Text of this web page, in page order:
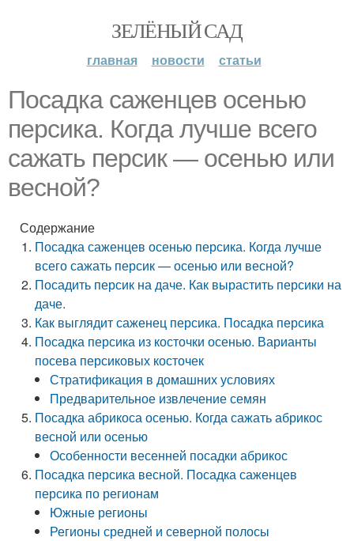
ЗЕЛЁНЫЙ САД
главная новости статьи
Посадка саженцев осенью
персика. Когда лучше всего
сажать персик — осенью или
весной?
Содержание
Посадка саженцев осенью персика. Когда лучше
всего сажать персик — осенью или весной?
Посадить персик на даче. Как вырастить персики на
даче.
Как выглядит саженец персика. Посадка персика
Посадка персика из косточки осенью. Варианты
посева персиковых косточек
Стратификация в домашних условиях
Предварительное извлечение семян
Посадка абрикоса осенью. Когда сажать абрикос
весной или осенью
Особенности весенней посадки абрикос
Посадка персика весной. Посадка саженцев
персика по регионам
Южные регионы
Регионы средней и северной полосы